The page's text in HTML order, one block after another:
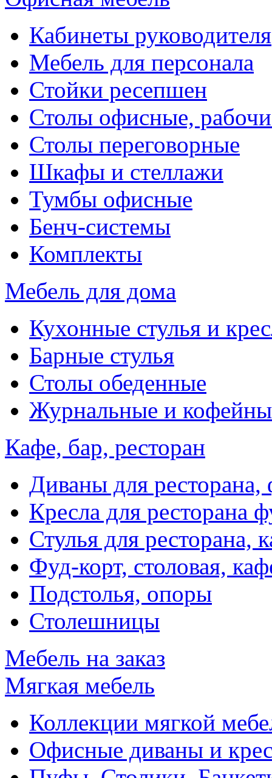
Кабинеты руководителя
Мебель для персонала
Стойки ресепшен
Столы офисные,
Столы переговорные
Шкафы и стеллажи
Тумбы офисные
Бенч-системы
Комплекты
Мебель для дома
Кухонные стулья и
Барные стулья
Столы обеденные
Журнальные и
Кафе, бар, ресторан
Диваны для ресторана,
Кресла для ресторана
Стулья для ресторана,
Фуд-корт, столовая,
Подстолья, опоры
Столешницы
Мебель на заказ
Мягкая мебель
Коллекции мягкой
Офисные диваны и